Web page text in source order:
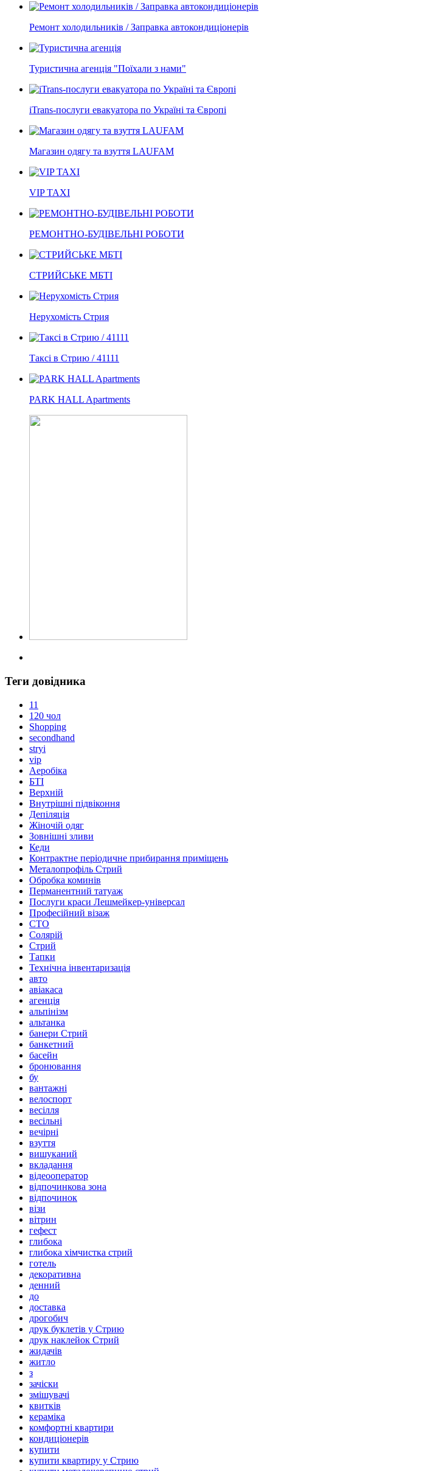
Ремонт холодильників / Заправка автокондиціонерів
Туристична агенція "Поїхали з нами"
iTrans-послуги евакуатора по Україні та Європі
Магазин одягу та взуття LAUFAM
VIP TAXI
РЕМОНТНО-БУДІВЕЛЬНІ РОБОТИ
СТРИЙСЬКЕ МБТІ
Нерухомість Стрия
Таксі в Стрию / 41111
PARK HALL Apartments
Теги довідника
11
120 чол
Shopping
secondhand
stryi
vip
Аеробіка
БТІ
Верхній
Внутрішні підвіконня
Депіляція
Жіночій одяг
Зовнішні зливи
Кеди
Контрактне періодичне прибирання приміщень
Металопрофіль Стрий
Обробка коминів
Перманентний татуаж
Послуги краси Лешмейкер-універсал
Професійний візаж
СТО
Солярій
Стрий
Тапки
Технічна інвентаризація
авто
авіакаса
агенція
альпінізм
альтанка
банери Стрий
банкетний
басейн
бронювання
бу
вантажні
велоспорт
весілля
весільні
вечірні
взуття
вишуканий
вкладання
відеооператор
відпочинкова зона
відпочинок
візи
вітрин
гефест
глибока
глибока хімчистка стрий
готель
декоративна
денний
до
доставка
дрогобич
друк буклетів у Стрию
друк наклейок Стрий
жидачів
житло
з
зачіски
змішувачі
квитків
кераміка
комфортні квартири
кондиціонерів
купити
купити квартиру у Стрию